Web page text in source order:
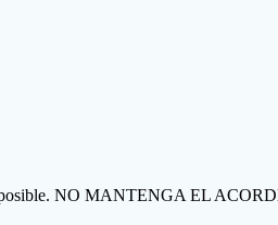
NO MANTENGA EL